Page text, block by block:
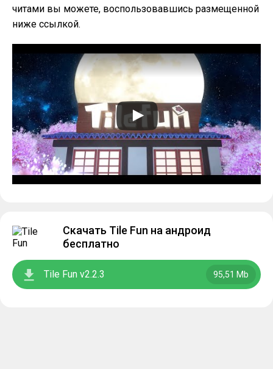
читами вы можете, воспользовавшись размещенной
ниже ссылкой.
Скачать Tile Fun на андроид
бесплатно
Tile Fun v2.2.3 95,51 Mb